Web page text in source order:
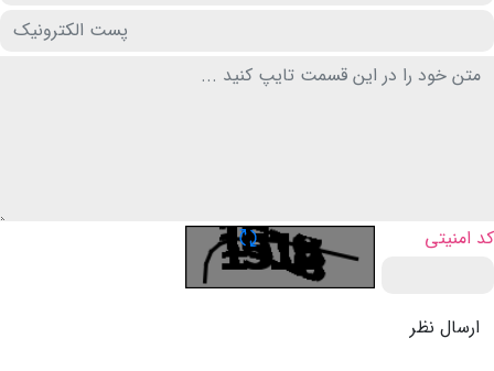
تازه سازی CAPTCHA کد امنیتی
ارسال نظر